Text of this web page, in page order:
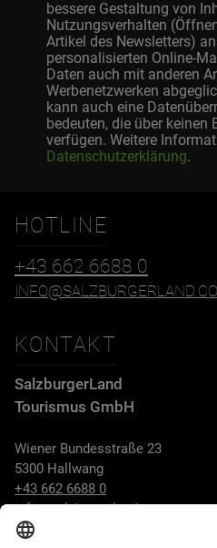
bessere Gestaltung von
Nutzungsverhalten
Artikel des Newsletters)
personalisierten Online-
Daten auch mit anderen
Werbenetzwerken
kann auch eine
bedeuten, die über keinen
verfügen. Weitere
Datenschutzerklärung.
HOTLINE
+43 662 6688 0
KONTAKT
SalzburgerLand
Tourismus GmbH
Wiener Bundesstraße 23
5300 Hallwang
+43 662 6688 0
info@salzburgerland.com